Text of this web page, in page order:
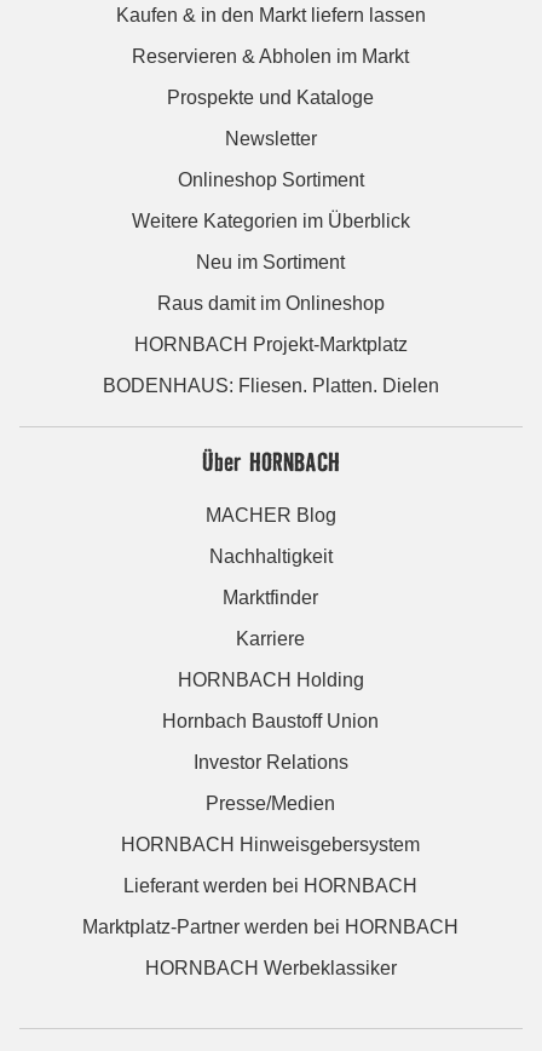
Kaufen & in den Markt liefern lassen
Reservieren & Abholen im Markt
Prospekte und Kataloge
Newsletter
Onlineshop Sortiment
Weitere Kategorien im Überblick
Neu im Sortiment
Raus damit im Onlineshop
HORNBACH Projekt-Marktplatz
BODENHAUS: Fliesen. Platten. Dielen
Über HORNBACH
MACHER Blog
Nachhaltigkeit
Marktfinder
Karriere
HORNBACH Holding
Hornbach Baustoff Union
Investor Relations
Presse/Medien
HORNBACH Hinweisgebersystem
Lieferant werden bei HORNBACH
Marktplatz-Partner werden bei HORNBACH
HORNBACH Werbeklassiker